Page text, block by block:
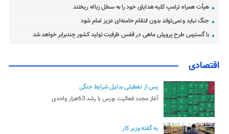
هیأت همراه ترامپ کلیه هدایای خود را به سطل زباله ریختند
جنگ نباید و نمی‌تواند بدون انتقام خامنه‌ای عزیز تمام شود
با گسترس طرح پرورش ماهی در قفس ظرفیت تولید کشور چندبرابر خواهد شد
اقتصادی
پس از تعطیلی بدلیل شرایط جنگی
آغاز مجدد فعالیت بورس با رشد 63هزار واحدی
به گفته وزیر کار